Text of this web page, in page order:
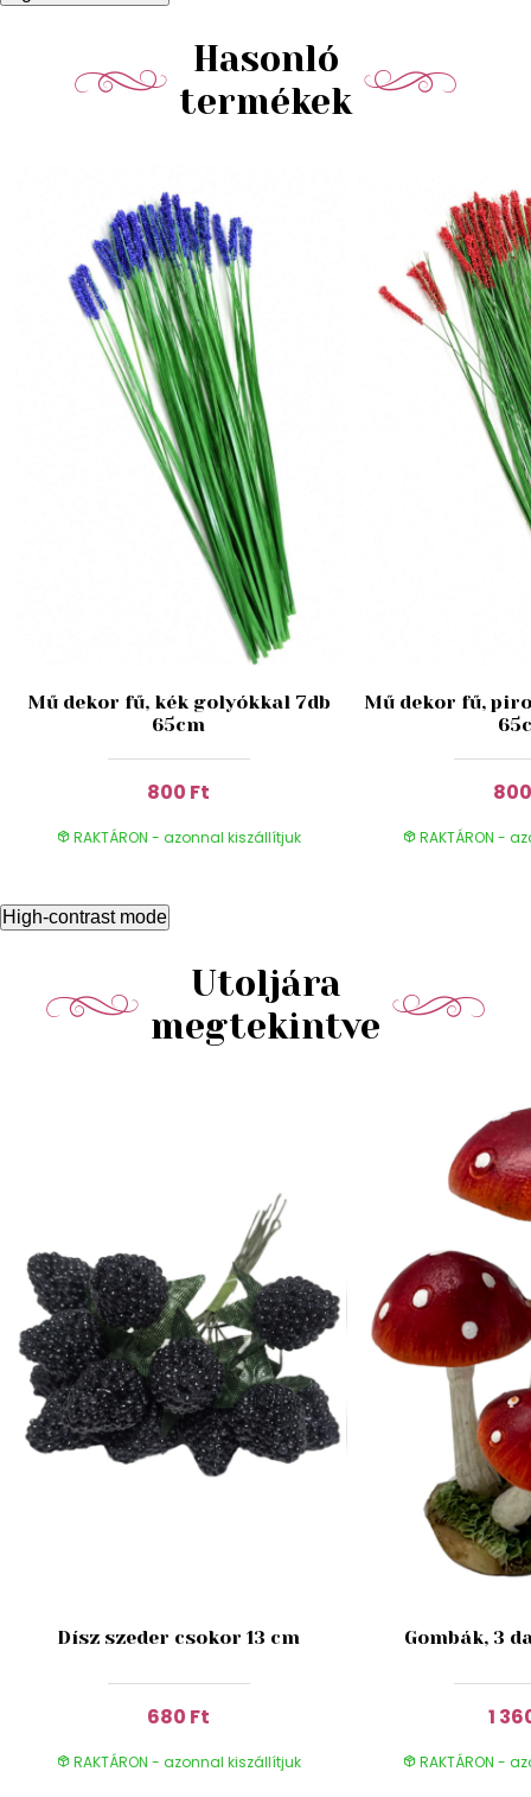
Hasonló
termékek
Mű dekor fű, kék golyókkal 7db
65cm
800 Ft
RAKTÁRON - azonnal kiszállítjuk
Mű dekor fű,
RAKTÁRON -
High-contrast mode
Utoljára
megtekintve
Dísz szeder csokor 13 cm
680 Ft
RAKTÁRON - azonnal kiszállítjuk
Gombák, 3
1
RAKTÁRON -